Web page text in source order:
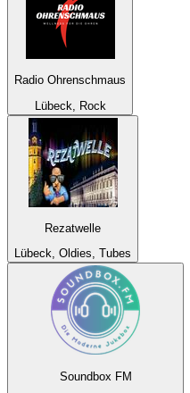
Radio Ohrenschmaus
Lübeck, Rock
Rezatwelle
Lübeck, Oldies, Tubes
Soundbox FM